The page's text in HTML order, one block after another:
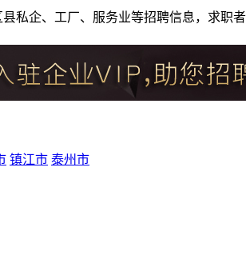
私企、工厂、服务业等招聘信息，求职
镇江市 泰州市